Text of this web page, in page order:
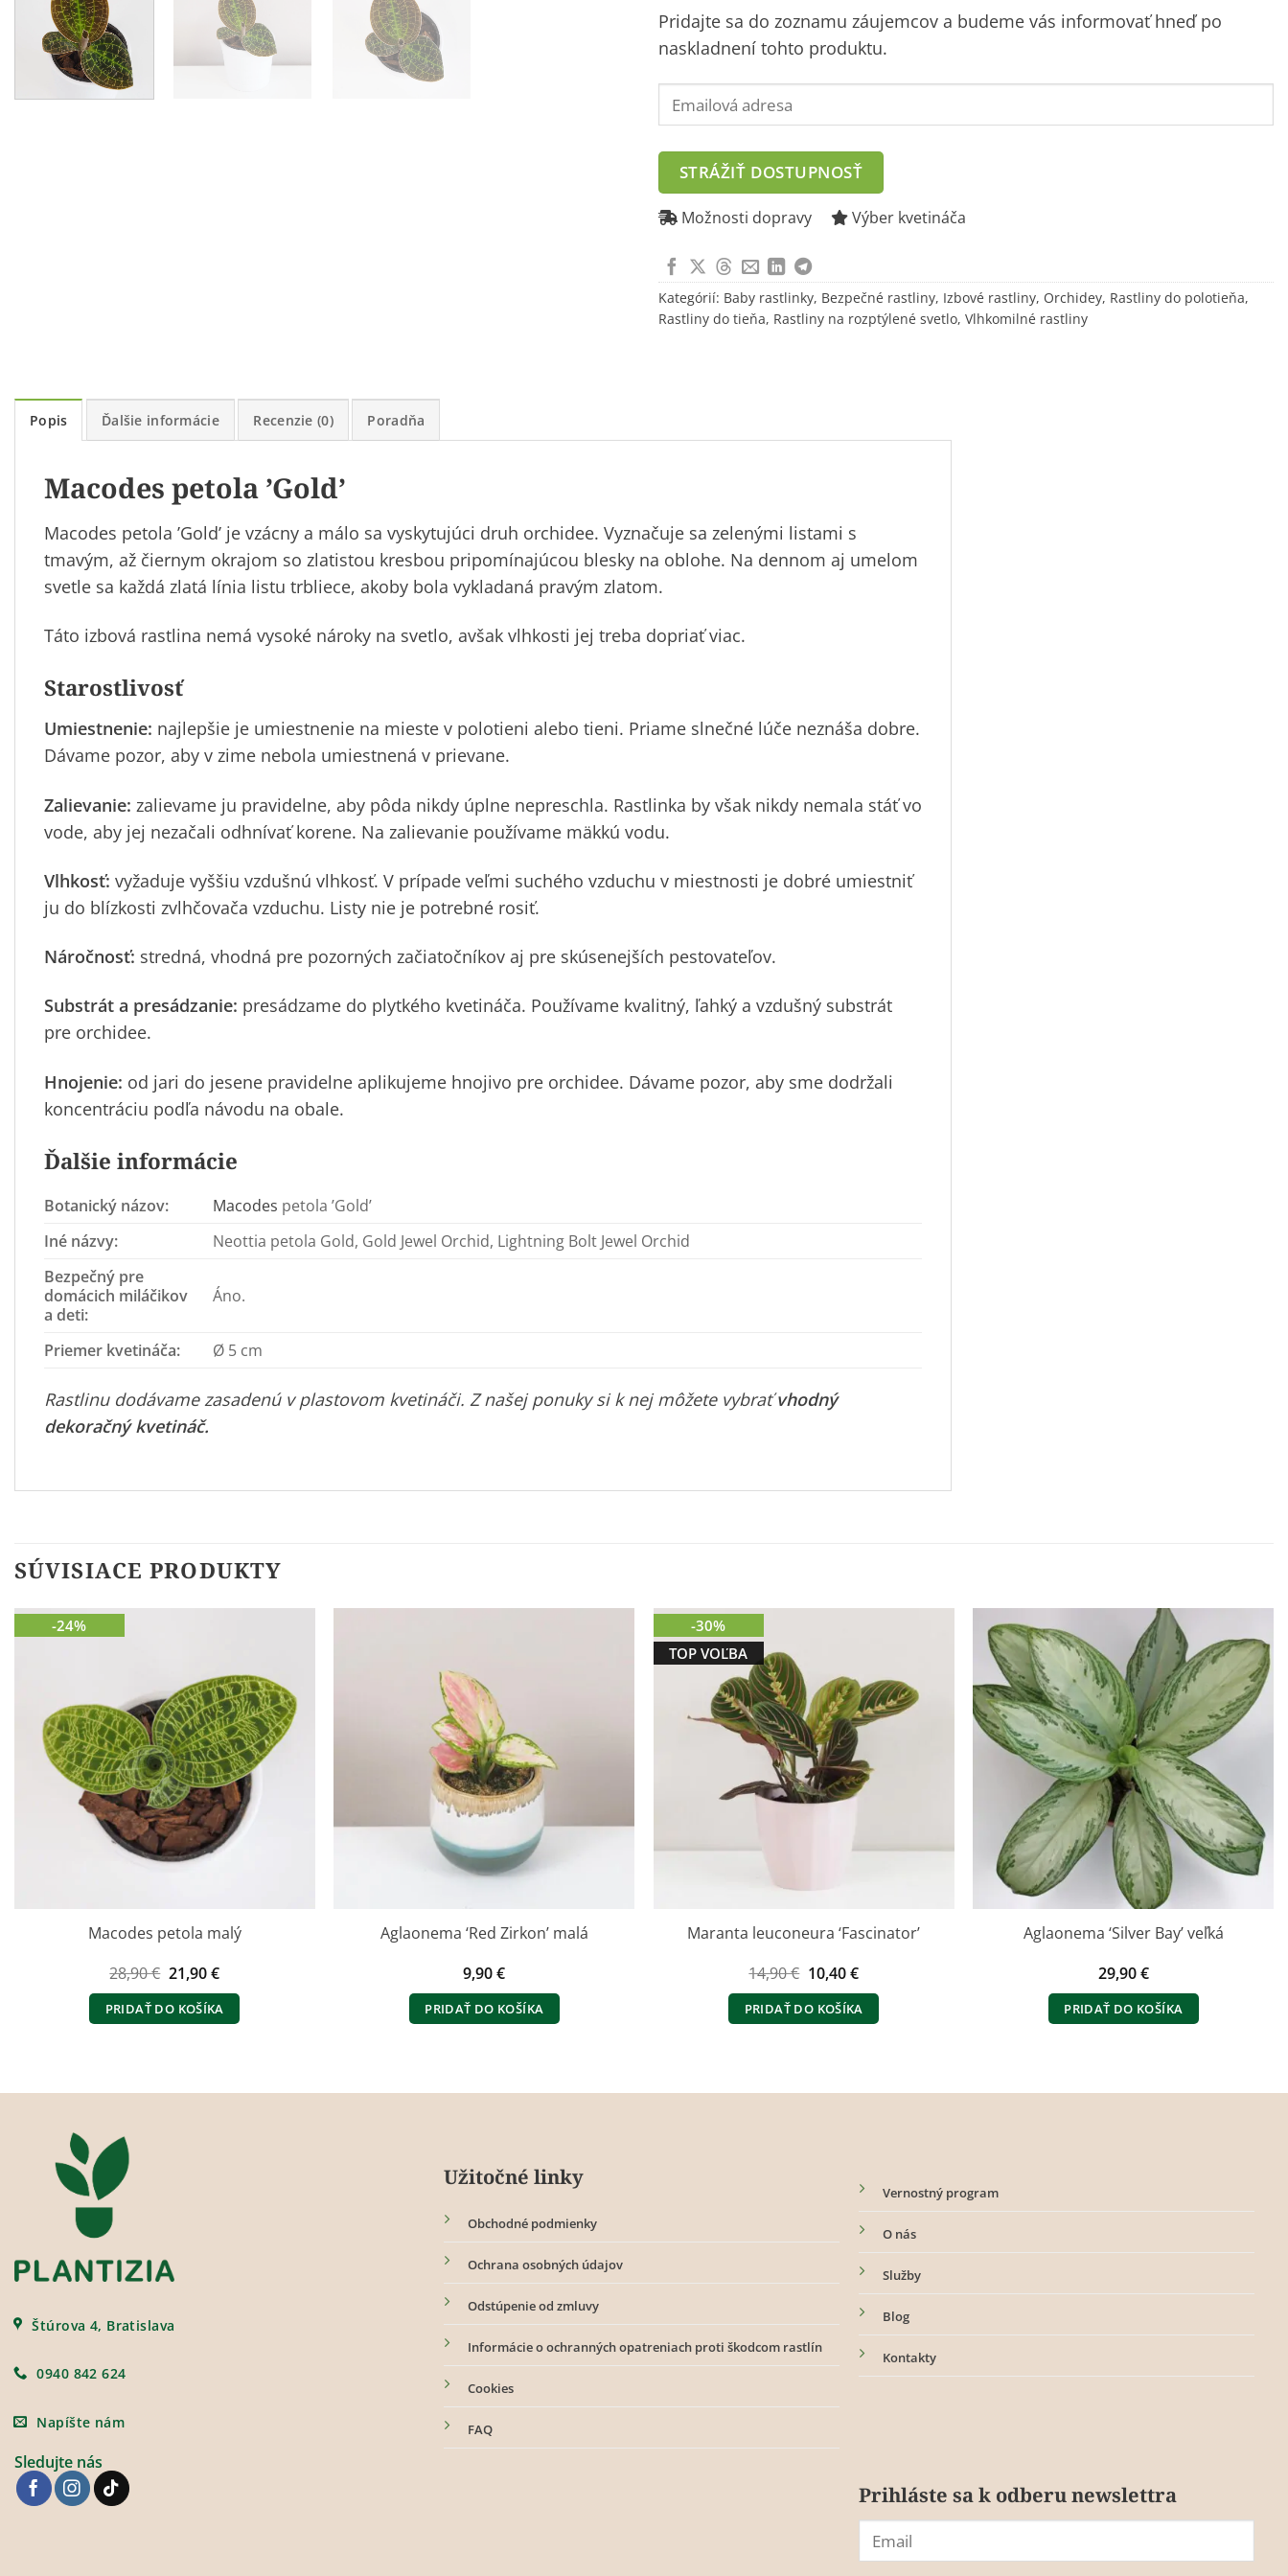
Pridajte sa do zoznamu záujemcov a budeme vás informovať hneď po
naskladnení tohto produktu.
your
address
to
join
waitlist
for
this
product
STRÁŽIŤ DOSTUPNOSŤ
Možnosti dopravy Výber kvetináča
Kategórií: Baby rastlinky, Bezpečné rastliny, Izbové rastliny, Orchidey, Rastliny do polotieňa,
Rastliny do tieňa, Rastliny na rozptýlené svetlo, Vlhkomilné rastliny
Popis Ďalšie informácie Recenzie (0) Poradňa
Macodes petola ’Gold’
Macodes petola ’Gold’ je vzácny a málo sa vyskytujúci druh orchidee. Vyznačuje sa zelenými listami s
tmavým, až čiernym okrajom so zlatistou kresbou pripomínajúcou blesky na oblohe. Na dennom aj umelom
svetle sa každá zlatá línia listu trbliece, akoby bola vykladaná pravým zlatom.
Táto izbová rastlina nemá vysoké nároky na svetlo, avšak vlhkosti jej treba dopriať viac.
Starostlivosť
Umiestnenie: najlepšie je umiestnenie na mieste v polotieni alebo tieni. Priame slnečné lúče neznáša dobre.
Dávame pozor, aby v zime nebola umiestnená v prievane.
Zalievanie: zalievame ju pravidelne, aby pôda nikdy úplne nepreschla. Rastlinka by však nikdy nemala stáť vo
vode, aby jej nezačali odhnívať korene. Na zalievanie používame mäkkú vodu.
Vlhkosť: vyžaduje vyššiu vzdušnú vlhkosť. V prípade veľmi suchého vzduchu v miestnosti je dobré umiestniť
ju do blízkosti zvlhčovača vzduchu. Listy nie je potrebné rosiť.
Náročnosť: stredná, vhodná pre pozorných začiatočníkov aj pre skúsenejších pestovateľov.
Substrát a presádzanie: presádzame do plytkého kvetináča. Používame kvalitný, ľahký a vzdušný substrát
pre orchidee.
Hnojenie: od jari do jesene pravidelne aplikujeme hnojivo pre orchidee. Dávame pozor, aby sme dodržali
koncentráciu podľa návodu na obale.
Ďalšie informácie
Botanický názov: Macodes petola ’Gold’
Iné názvy:
Neottia petola Gold, Gold Jewel Orchid, Lightning Bolt Jewel Orchid
Bezpečný pre
domácich miláčikov
a deti:
Áno.
Priemer kvetináča: Ø 5 cm
Rastlinu dodávame zasadenú v plastovom kvetináči. Z našej ponuky si k nej môžete vybraťvhodný
dekoračný kvetináč.
SÚVISIACE PRODUKTY
-24%
Macodes petola malý
28,90€ Pôvodná
cena
bola:
28,90 €.
21,90€Aktuálna
je:
21,90 €.
PRIDAŤ DO KOŠÍKA
Aglaonema ‘Red Zirkon’ malá
9,90€
PRIDAŤ DO KOŠÍKA
-30%
TOP VOĽBA
Maranta leuconeura ‘Fascinator’
14,90€ Pôvodná
cena
bola:
14,90 €.
10,40€Aktuálna
je:
10,40 €.
PRIDAŤ DO KOŠÍKA
Aglaonema ‘Silver Bay’ veľká
29,90€
PRIDAŤ DO KOŠÍKA
Štúrova 4, Bratislava
0940 842 624
Napíšte nám
Sledujte nás
Užitočné linky
Obchodné podmienky
Ochrana osobných údajov
Odstúpenie od zmluvy
Informácie o ochranných opatreniach proti škodcom rastlín
Cookies
FAQ
Vernostný program
O nás
Služby
Blog
Kontakty
Prihláste sa k odberu newslettra